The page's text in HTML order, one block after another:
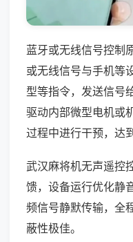
蓝牙或无线信号控制
或无线信号与手机等
型等指令，发送信号
驱动内部微型电机或
过程中进行干预，达
武汉麻将机无声遥控
馈，设备运行优化静
频信号静默传输，全
蔽性极佳。